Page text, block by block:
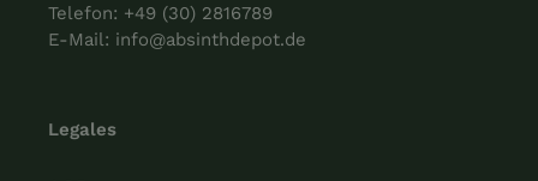
Telefon: +49 (30) 2816789
E-Mail: info@absinthdepot.de
Legales